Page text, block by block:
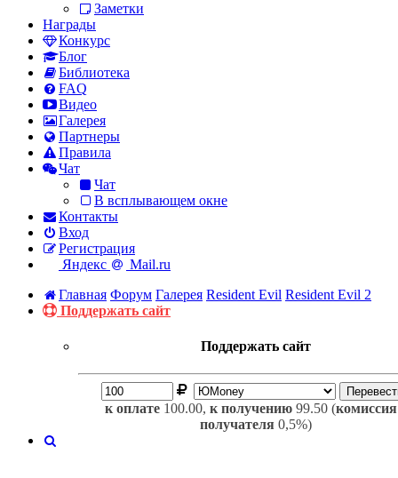
Заметки
Награды
Конкурс
Блог
Библиотека
FAQ
Видео
Галерея
Партнеры
Правила
Чат
Чат
В всплывающем окне
Контакты
Вход
Регистрация
Яндекс
Mail.ru
Главная Форум Галерея Resident Evil Resident Evil 2
Поддержать сайт
Поддержать сайт
к оплате 100.00, к получению 99.50 (
получателя 0,5%)